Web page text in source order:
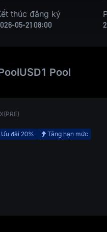
thúc đăng ký
05-21 08:00
USD1 Pool
Ưu đãi 20% Tăng hạn mức